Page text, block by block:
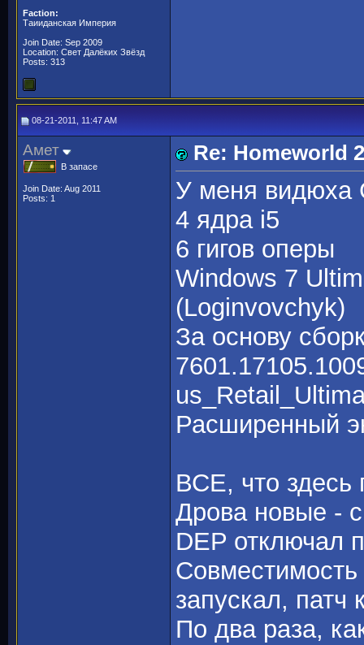
Faction:
Таииданская Империя
Join Date: Sep 2009
Location: Свет Далёких Звёзд
Posts: 313
08-21-2011, 11:47 AM
Амет
В запасе
Join Date: Aug 2011
Posts: 1
Re: Homeworld
У меня видюха
4 ядра i5
6 гигов оперы
Windows 7
(Loginvovchyk)
За основу
Расширенный
ВСЕ, что здесь
Дрова новые -
DEP отключал
запускал, патч
По два раза,